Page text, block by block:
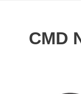
CMD